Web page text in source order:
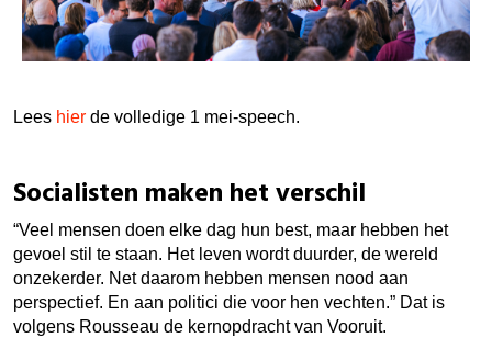
Lees hier de volledige 1 mei-speech.
Socialisten maken het verschil
“Veel mensen doen elke dag hun best, maar hebben het
gevoel stil te staan. Het leven wordt duurder, de wereld
onzekerder. Net daarom hebben mensen nood aan
perspectief. En aan politici die voor hen vechten.” Dat is
volgens Rousseau de kernopdracht van Vooruit.